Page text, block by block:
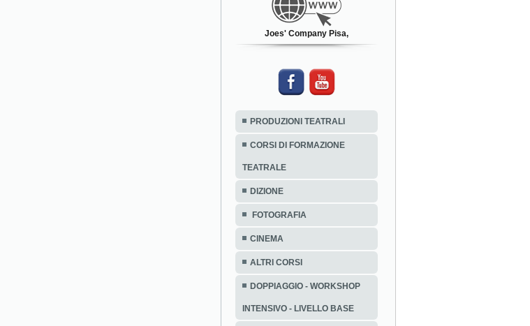
Joes' Company Pisa,
PRODUZIONI TEATRALI
CORSI DI FORMAZIONE
TEATRALE
DIZIONE
FOTOGRAFIA
CINEMA
ALTRI CORSI
DOPPIAGGIO - WORKSHOP
INTENSIVO - LIVELLO BASE